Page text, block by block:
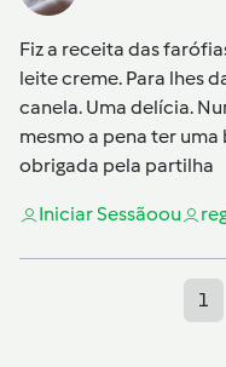
Fiz a receita das
leite creme. Para lhes
canela. Uma delícia.
mesmo a pena ter
obrigada pela partilha
Iniciar Sessãoou
1